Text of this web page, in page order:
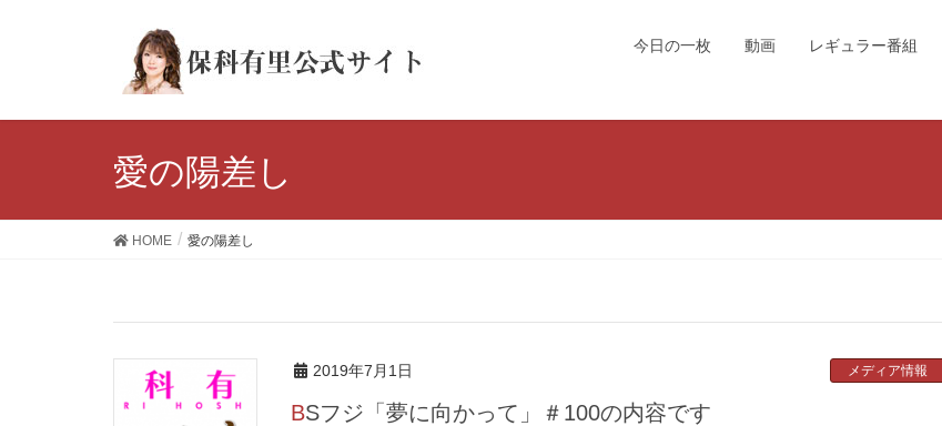
今日の一枚 動画 レギュラー番組
愛の陽差し
HOME 愛の陽差し
2019年7月1日 メディア情報
BSフジ「夢に向かって」＃100の内容です